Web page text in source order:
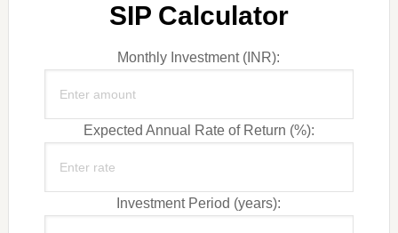
SIP Calculator
Monthly Investment (INR):
Expected Annual Rate of Return (%):
Investment Period (years):